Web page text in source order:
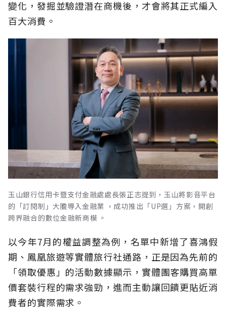
變化，發掘並驗證潛在商機後，才會將其正式編入
百大消費。
玉山銀行信用卡暨支付金融處處長張正志提到，玉山將影音平台
的「訂閱制」大膽導入金融業 ，成功推出「UP選」方案，開創
跨界融合的數位金融新商模 。
以今年7月的權益調整為例，名單中新增了喜鴻假
期、鳳凰旅遊等實體旅行社通路，正是因為先前的
「領取優惠」的活動數據顯示，實體團客購買高單
價套裝行程的需求強勁，進而主動讓回饋更貼近消
費者的實際需求。